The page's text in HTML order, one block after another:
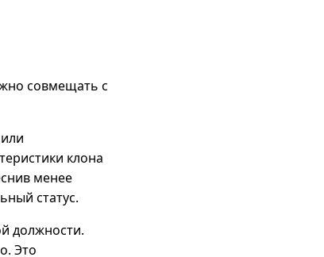
совмещать с
клона
менее
статус.
должности.
Это